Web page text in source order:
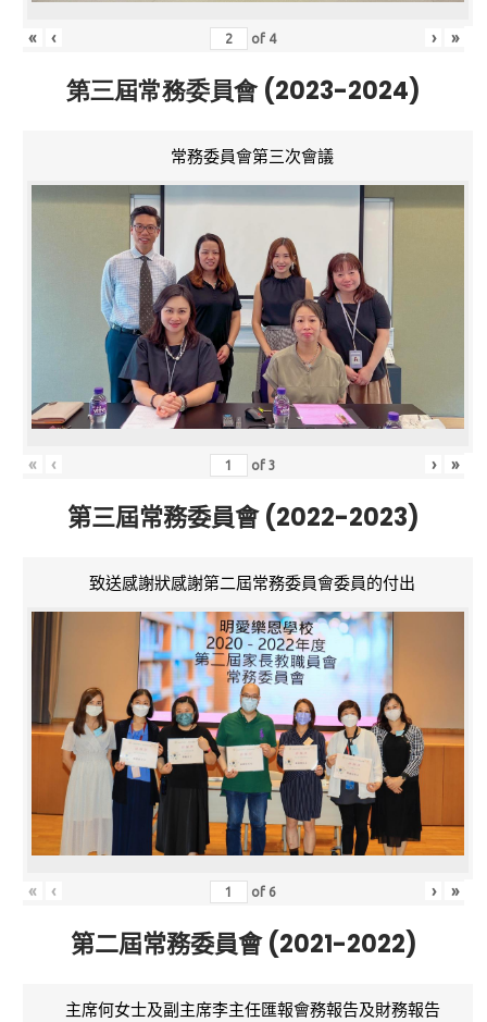
« ‹ of 4 › »
第三屆常務委員會 (2023-2024)
常務委員會第三次會議
« ‹ of3 › »
第三屆常務委員會 (2022-2023)
致送感謝狀感謝第二屆常務委員會委員的付出
« ‹ of 6 › »
第二屆常務委員會 (2021-2022)
主席何女士及副主席李主任匯報會務報告及財務報告